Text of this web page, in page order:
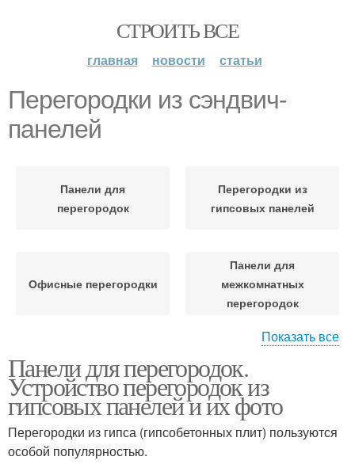
СТРОИТЬ ВСЕ
главная новости статьи
Перегородки из сэндвич-
панелей
Панели для
перегородок
Перегородки из
гипсовых панелей
Офисные перегородки
Панели для
межкомнатных
перегородок
перегородки
перегородки
Кирпичные
Показать все
Панели для перегородок.
Устройство перегородок из
гипсовых панелей и их фото
Перегородки из гипса (гипсобетонных плит) пользуются
особой популярностью.